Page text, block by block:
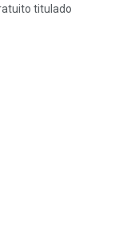
titulado